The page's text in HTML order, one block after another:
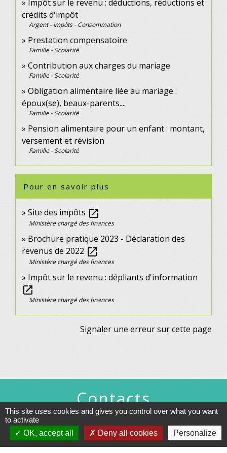
Impôt sur le revenu : déductions, réductions et
crédits d'impôt
Argent - Impôts - Consommation
Prestation compensatoire
Famille - Scolarité
Contribution aux charges du mariage
Famille - Scolarité
Obligation alimentaire liée au mariage :
époux(se), beaux-parents....
Famille - Scolarité
Pension alimentaire pour un enfant : montant,
versement et révision
Famille - Scolarité
Pour en savoir plus
Site des impôts open_in_new
Ministère chargé des finances
Brochure pratique 2023 - Déclaration des
revenus de 2022 open_in_new
Ministère chargé des finances
Impôt sur le revenu : dépliants d'information
open_in_new
Ministère chargé des finances
Signaler une erreur sur cette page
Contacts
Commune de Gennes
1 rue du Lavoir
25660 Gennes - FRANCE
+33 3 81 55 75 32
This site uses cookies and gives you control over what you want
to activate
OK, accept all
Deny all cookies Personalize